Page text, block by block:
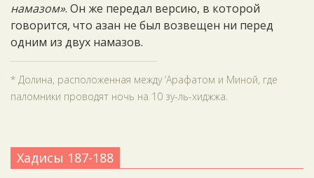
намазом». Он же передал версию, в которой
говорится, что азан не был возвещен ни перед
одним из двух намазов.
* Долина, расположенная между ‘Арафатом и Миной, где
паломники проводят ночь на 10 зу-ль-хиджжа.
Хадисы 187-188